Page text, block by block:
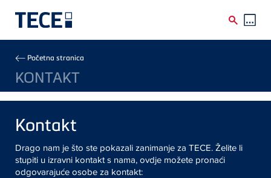
Breadcrumb
Početna stranica
KONTAKT
Kontakt
Drago nam je što ste pokazali zanimanje za TECE. Želite li
stupiti u izravni kontakt s nama, ovdje možete pronaći
odgovarajuće osobe za kontakt: